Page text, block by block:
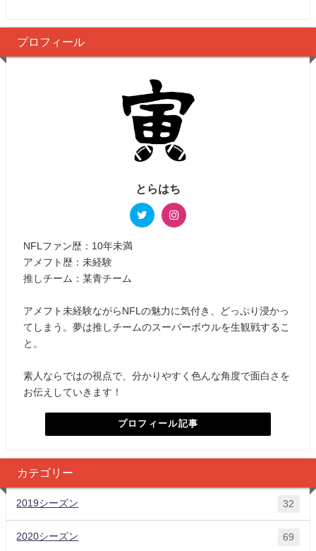
プロフィール
とらはち
NFLファン歴：10年未満
アメフト歴：未経験
推しチーム：某青チーム
アメフト未経験ながらNFLの魅力に気付き、どっぷり浸かっ
てしまう。夢は推しチームのスーパーボウルを生観戦するこ
と。
素人ならではの視点で、分かりやすく色んな角度で面白さを
お伝えしていきます！
プロフィール記事
カテゴリー
2019シーズン 32
2020シーズン 69